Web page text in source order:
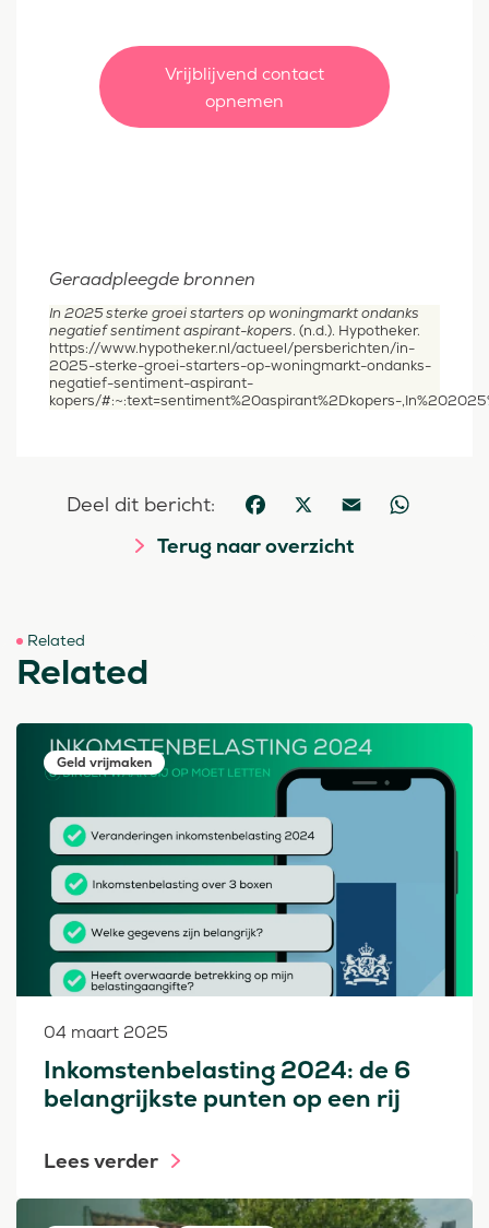
Vrijblijvend contact
opnemen
Geraadpleegde bronnen
In 2025 sterke groei starters op woningmarkt ondanks
negatief sentiment aspirant-kopers. (n.d.). Hypotheker.
https://www.hypotheker.nl/actueel/persberichten/in-
2025-sterke-groei-starters-op-woningmarkt-ondanks-
negatief-sentiment-aspirant-
kopers/#:~:text=sentiment%20aspirant%2Dkopers-
Deel dit bericht: Facebook
X Email WhatsApp
Terug naar overzicht
Related
Related
Geld vrijmaken
04 maart 2025
Inkomstenbelasting 2024: de 6
belangrijkste punten op een rij
Lees verder